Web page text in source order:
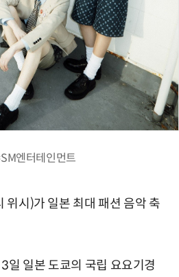
엔터테인먼트
위시)가 일본 최대 패션 음악 축
일 일본 도쿄의 국립 요요기경